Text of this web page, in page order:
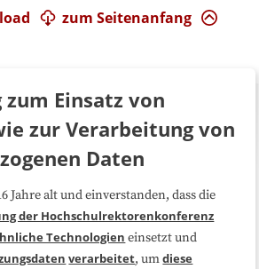
zum Seitenanfang
FAQ
Kooperationen
Einsatz von
zur Verarbeitung von
Daten
Jahre alt und einverstanden, dass die
der Hochschulrektorenkonferenz
Technologien einsetzt und
verarbeitet, umdiese